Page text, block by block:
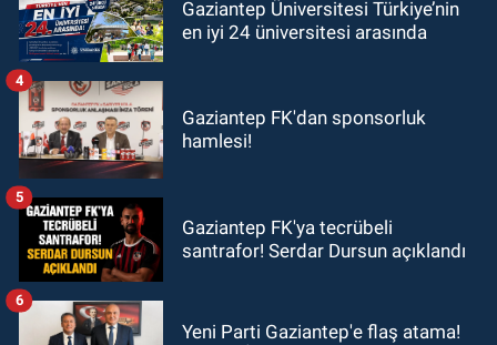
Gaziantep Üniversitesi Türkiye’nin
en iyi 24 üniversitesi arasında
Gaziantep FK'dan sponsorluk
hamlesi!
4
Gaziantep FK'ya tecrübeli
santrafor! Serdar Dursun açıklandı
5
Yeni Parti Gaziantep'e flaş atama!
6